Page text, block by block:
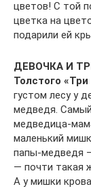
цветов! С той
цветка на
подарили ей
ДЕВОЧКА И
Толстого
густом лесу у
медведя.
медведица-
маленький
папы-медведя
— почти такая
А у мишки